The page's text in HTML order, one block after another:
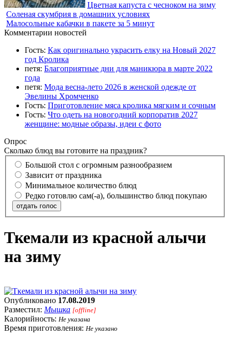
Цветная капуста с чесноком на зиму
Соленая скумбрия в домашних условиях
Малосольные кабачки в пакете за 5 минут
Комментарии новостей
Гость: Как оригинально украсить елку на Новый 2027
год Кролика
петя: Благоприятные дни для маникюра в марте 2022
года
петя: Мода весна-лето 2026 в женской одежде от
Эвелины Хромченко
Гость: Приготовление мяса кролика мягким и сочным
Гость: Что одеть на новогодний корпоратив 2027
женщине: модные образы, идеи с фото
Опрос
Сколько блюд вы готовите на праздник?
Большой стол с огромным разнообразием
Зависит от праздника
Минимальное количество блюд
Редко готовлю сам(-а), большинство блюд покупаю
отдать голос
Ткемали из красной алычи
на зиму
Опубликовано 17.08.2019
Разместил: Мышка [offline]
Калорийность: Не указана
Время приготовления: Не указано